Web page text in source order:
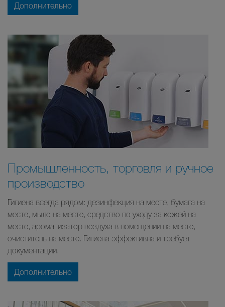
Дополнительно
Промышленность, торговля и ручное
производство
Гигиена всегда рядом: дезинфекция на месте, бумага на
месте, мыло на месте, средство по уходу за кожей на
месте, ароматизатор воздуха в помещении на месте,
очиститель на месте. Гигиена эффективна и требует
документации.
Дополнительно